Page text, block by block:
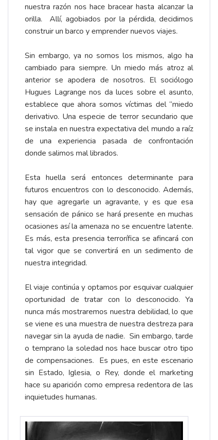
nuestra razón nos hace bracear hasta alcanzar la
orilla. Allí, agobiados por la pérdida, decidimos
construir un barco y emprender nuevos viajes.
Sin embargo, ya no somos los mismos, algo ha
cambiado para siempre. Un miedo más atroz al
anterior se apodera de nosotros. El sociólogo
Hugues Lagrange nos da luces sobre el asunto,
establece que ahora somos víctimas del “miedo
derivativo. Una especie de terror secundario que
se instala en nuestra expectativa del mundo a raíz
de una experiencia pasada de confrontación
donde salimos mal librados.
Esta huella será entonces determinante para
futuros encuentros con lo desconocido. Además,
hay que agregarle un agravante, y es que esa
sensación de pánico se hará presente en muchas
ocasiones así la amenaza no se encuentre latente.
Es más, esta presencia terrorífica se afincará con
tal vigor que se convertirá en un sedimento de
nuestra integridad.
El viaje continúa y optamos por esquivar cualquier
oportunidad de tratar con lo desconocido. Ya
nunca más mostraremos nuestra debilidad, lo que
se viene es una muestra de nuestra destreza para
navegar sin la ayuda de nadie. Sin embargo, tarde
o temprano la soledad nos hace buscar otro tipo
de compensaciones. Es pues, en este escenario
sin Estado, Iglesia, o Rey, donde el marketing
hace su aparición como empresa redentora de las
inquietudes humanas.